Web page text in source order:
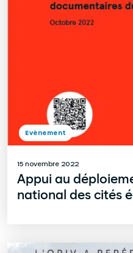
15 novembre 2022
Appui au
national des cités
Evènement